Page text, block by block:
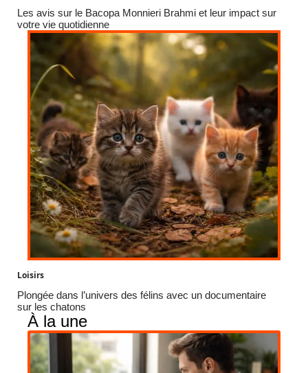
Les avis sur le Bacopa Monnieri Brahmi et leur impact sur
votre vie quotidienne
Loisirs
Plongée dans l’univers des félins avec un documentaire
sur les chatons
À la une